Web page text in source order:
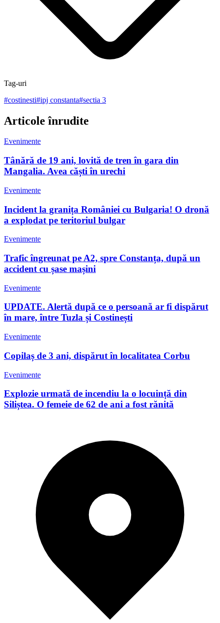
Tag-uri
#costinesti#ipj constanta#sectia 3
Articole înrudite
Evenimente
Tânără de 19 ani, lovită de tren în gara din
Mangalia. Avea căști în urechi
Evenimente
Incident la granița României cu Bulgaria! O dronă
a explodat pe teritoriul bulgar
Evenimente
Trafic îngreunat pe A2, spre Constanța, după un
accident cu șase mașini
Evenimente
UPDATE. Alertă după ce o persoană ar fi dispărut
în mare, între Tuzla și Costinești
Evenimente
Copilaș de 3 ani, dispărut în localitatea Corbu
Evenimente
Explozie urmată de incendiu la o locuință din
Siliștea. O femeie de 62 de ani a fost rănită